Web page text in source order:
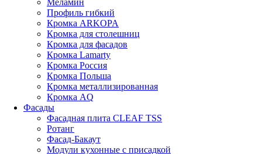
Профиль гибкий
Кромка ARKOPA
Кромка для столешниц
Кромка для фасадов
Кромка Lamarty
Кромка Россия
Кромка Польша
Кромка металлизированная
Кромка AQ
Фасады
Фасадная плита CLEAF TSS
Ротанг
Фасад-Бакаут
Модули кухонные с присадкой